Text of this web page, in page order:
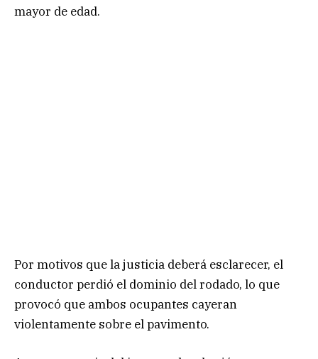
mayor de edad.
Por motivos que la justicia deberá esclarecer, el
conductor perdió el dominio del rodado, lo que
provocó que ambos ocupantes cayeran
violentamente sobre el pavimento.